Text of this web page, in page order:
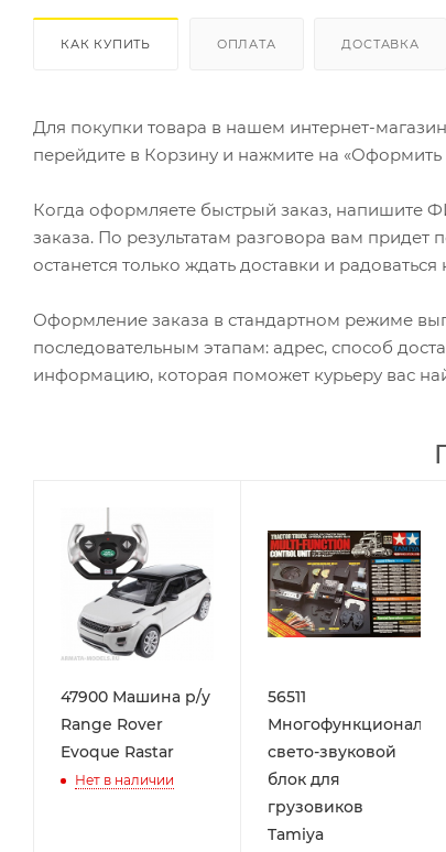
КАК КУПИТЬ ОПЛАТА ДОСТАВКА
Для покупки товара в нашем интернет-
перейдите в Корзину и нажмите на «Оформить
Когда оформляете быстрый заказ, напишите
заказа. По результатам разговора вам
останется только ждать доставки и
Оформление заказа в стандартном режиме
последовательным этапам: адрес, способ
информацию, которая поможет курьеру вас
47900 Машина р/у
Range Rover
Evoque Rastar
Нет в наличии
56511
свето-звуковой
блок для
грузовиков
Tamiya